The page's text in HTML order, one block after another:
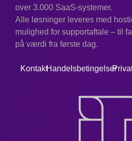
over 3.000 SaaS-systemer.
Alle løsninger leveres med
mulighed for supportaftale – til
på værdi fra første dag.
KontaktHandelsbetingelser